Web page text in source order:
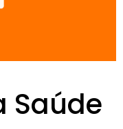
Saúde